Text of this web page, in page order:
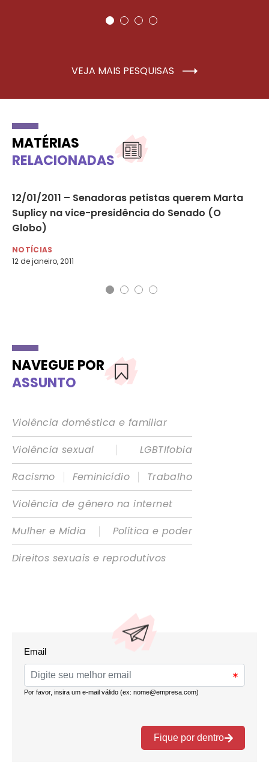
VEJA MAIS PESQUISAS
MATÉRIAS
RELACIONADAS
12/01/2011 – Senadoras petistas querem Marta
Suplicy na vice-presidência do Senado (O
Globo)
NOTÍCIAS
12 de janeiro, 2011
NAVEGUE POR
ASSUNTO
Violência doméstica e familiar
Violência sexual
|
LGBTIfobia
Racismo
| Feminicídio |
Trabalho
Violência de gênero na internet
Mulher e Mídia
|
Política e poder
Direitos sexuais e reprodutivos